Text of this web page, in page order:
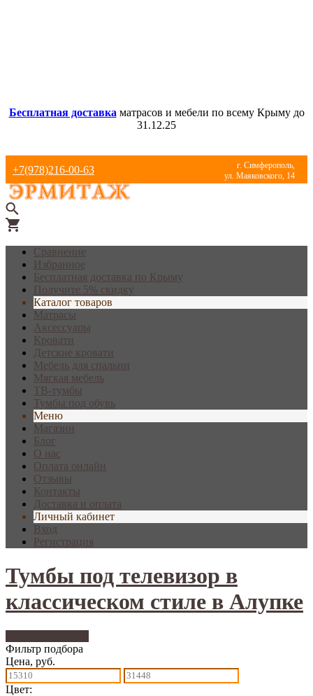
Бесплатная доставка матрасов и мебели по всему Крыму до
31.12.25
+7(978)216-00-63
г. Симферополь,
ул. Маяковского, 14
Сравнение
Избранное
Бесплатная доставка по Крыму
Получите 5% скидку
Каталог товаров
Матрасы
Аксессуары
Кровати
Детские кровати
Мебель для спальни
Мягкая мебель
ТВ-тумбы
Тумбы под обувь
Меню
Магазин
Блог
О нас
Оплата онлайн
Отзывы
Контакты
Доставка и оплата
Личный кабинет
Вход
Регистрация
Тумбы под телевизор в
классическом стиле в Алупке
Фильтр подбора
Цена, руб.
Цвет: